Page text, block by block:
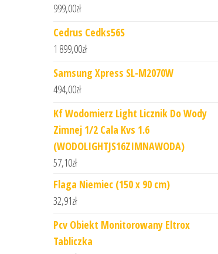
999,00zł
Cedrus Cedks56S
1 899,00zł
Samsung Xpress SL-M2070W
494,00zł
Kf Wodomierz Light Licznik Do Wody
Zimnej 1/2 Cala Kvs 1.6
(WODOLIGHTJS16ZIMNAWODA)
57,10zł
Flaga Niemiec (150 x 90 cm)
32,91zł
Pcv Obiekt Monitorowany Eltrox
Tabliczka